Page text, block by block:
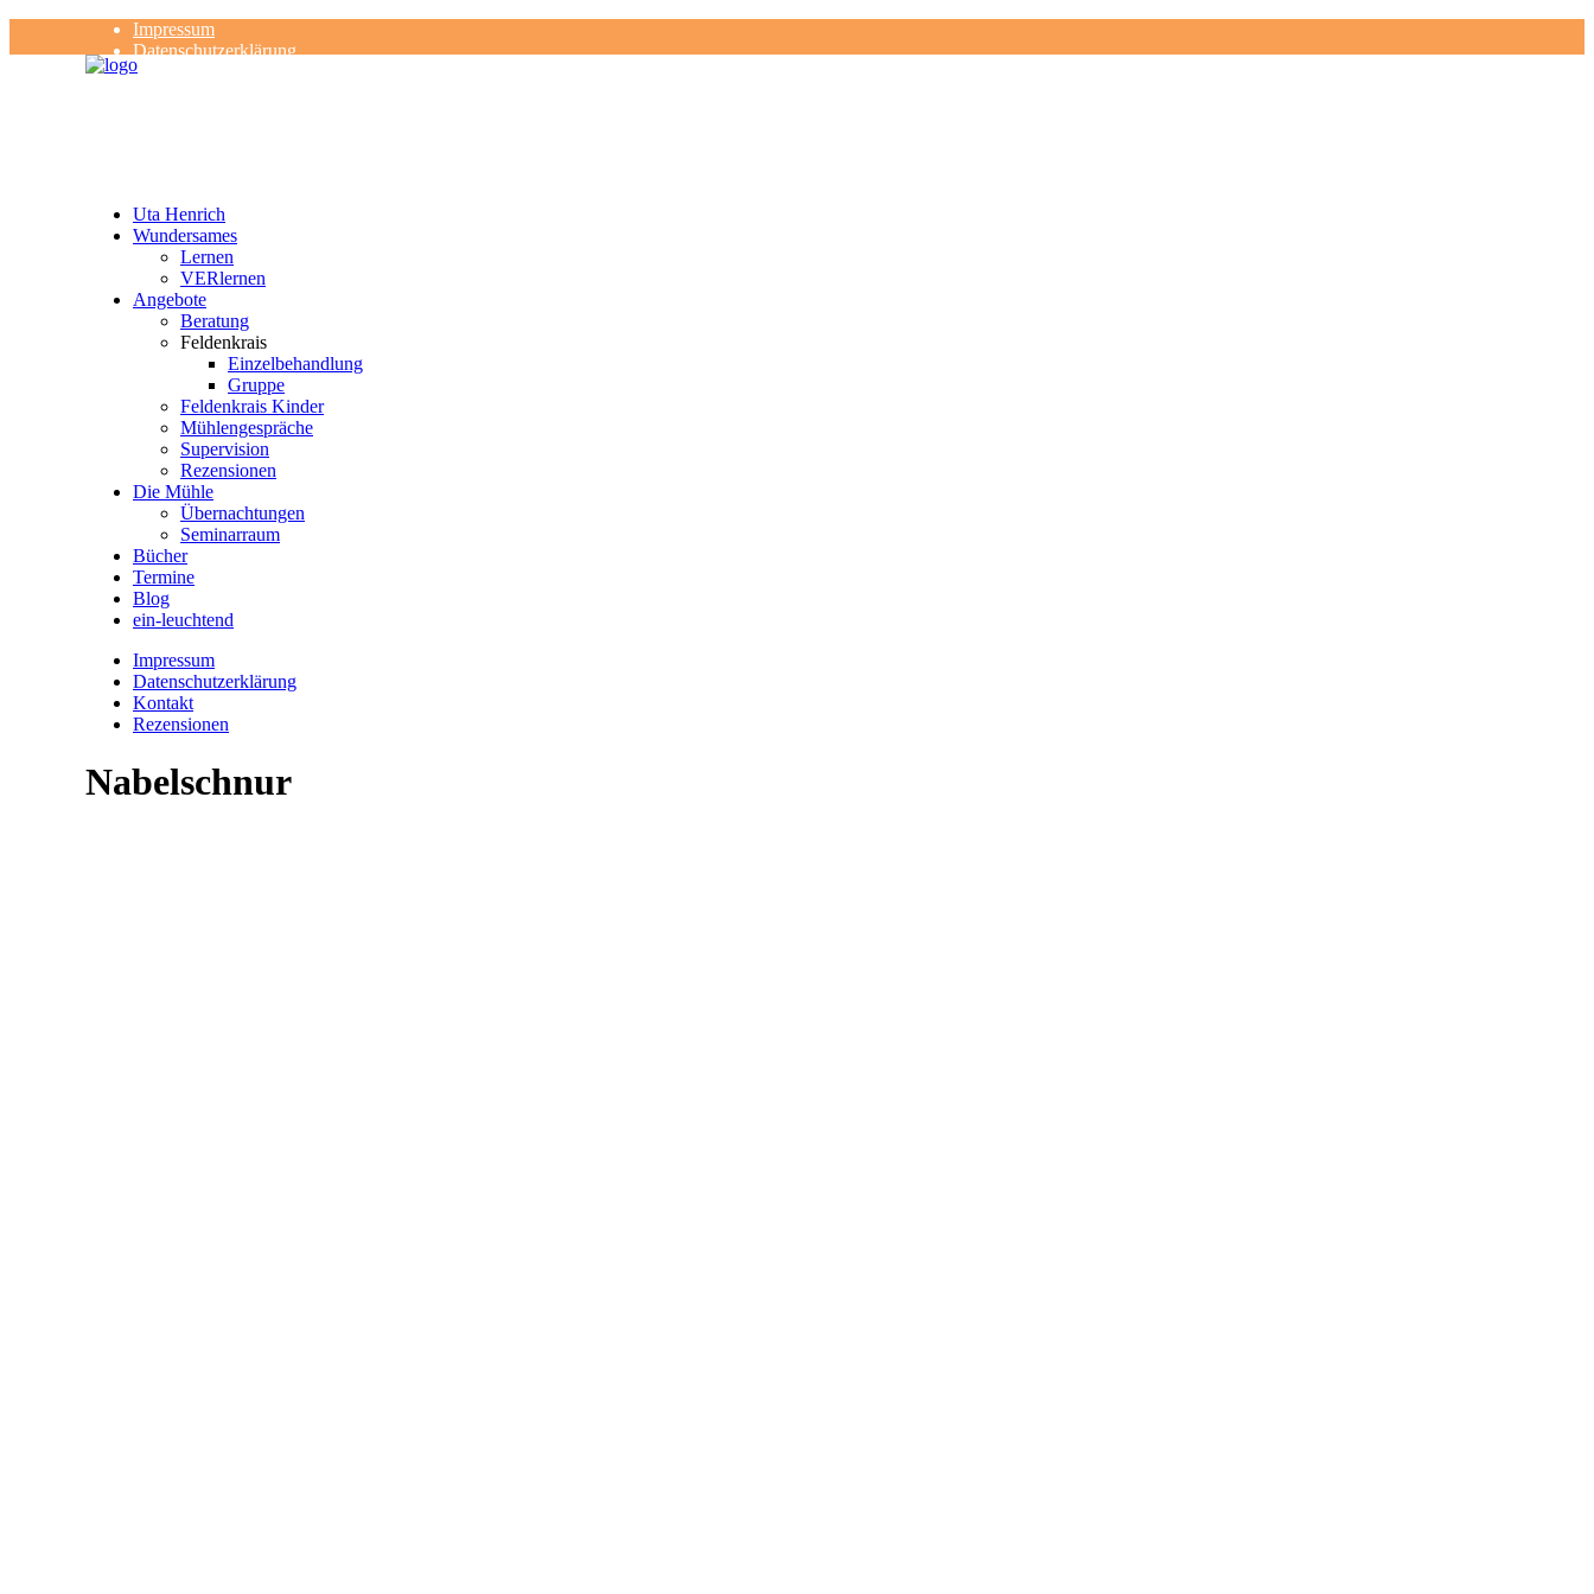
Impressum
Datenschutzerklärung
Kontakt
Uta Henrich
Wundersames
Lernen
VERlernen
Angebote
Beratung
Feldenkrais
Einzelbehandlung
Gruppe
Feldenkrais Kinder
Mühlengespräche
Supervision
Rezensionen
Die Mühle
Übernachtungen
Seminarraum
Bücher
Termine
Blog
ein-leuchtend
Impressum
Datenschutzerklärung
Kontakt
Rezensionen
Nabelschnur